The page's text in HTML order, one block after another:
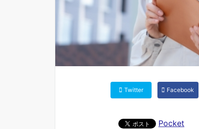
Twitter Facebook
Pocket